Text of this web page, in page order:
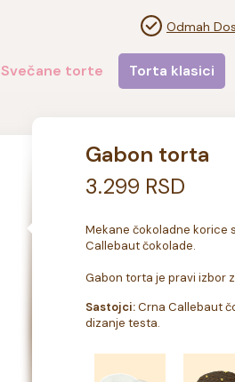
Odmah
Svečane torte Torta klasici
Gabon torta
3.299 RSD
Mekane čokoladne korice
Callebaut čokolade.
Gabon torta je pravi izbor
Sastojci: Crna Callebaut
dizanje testa.